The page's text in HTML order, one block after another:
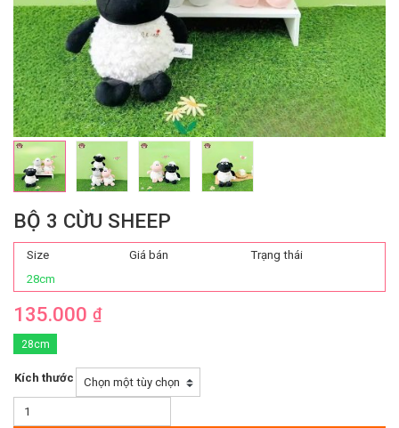
BỘ 3 CỪU SHEEP
Size Giá bán
Trạng thái
28cm
135.000 ₫
28cm
Kích thước